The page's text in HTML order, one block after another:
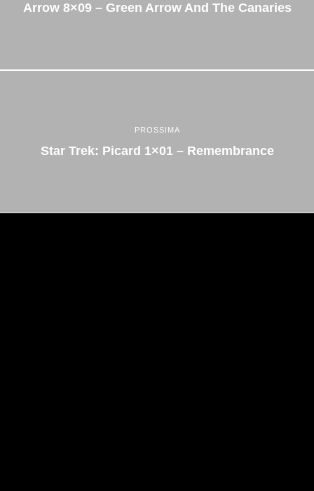
Arrow 8×09 – Green Arrow And The Canaries
PROSSIMA
Star Trek: Picard 1×01 – Remembrance